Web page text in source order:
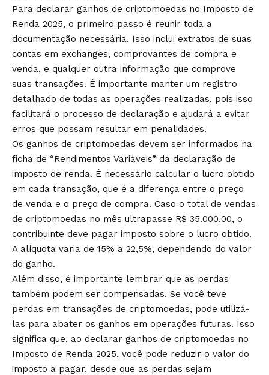
Para declarar ganhos de criptomoedas no Imposto de
Renda 2025, o primeiro passo é reunir toda a
documentação necessária. Isso inclui extratos de suas
contas em exchanges, comprovantes de compra e
venda, e qualquer outra informação que comprove
suas transações. É importante manter um registro
detalhado de todas as operações realizadas, pois isso
facilitará o processo de declaração e ajudará a evitar
erros que possam resultar em penalidades.
Os ganhos de criptomoedas devem ser informados na
ficha de “Rendimentos Variáveis” da declaração de
imposto de renda. É necessário calcular o lucro obtido
em cada transação, que é a diferença entre o preço
de venda e o preço de compra. Caso o total de vendas
de criptomoedas no mês ultrapasse R$ 35.000,00, o
contribuinte deve pagar imposto sobre o lucro obtido.
A alíquota varia de 15% a 22,5%, dependendo do valor
do ganho.
Além disso, é importante lembrar que as perdas
também podem ser compensadas. Se você teve
perdas em transações de criptomoedas, pode utilizá-
las para abater os ganhos em operações futuras. Isso
significa que, ao declarar ganhos de criptomoedas no
Imposto de Renda 2025, você pode reduzir o valor do
imposto a pagar, desde que as perdas sejam